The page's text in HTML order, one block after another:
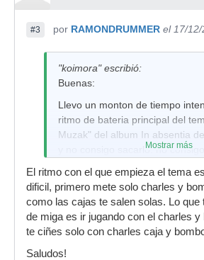
#3 por RAMONDRUMMER el 17/
"koimora" escribió:
Buenas:
Llevo un monton de tiempo
ritmo de bateria principal del
Muzak" del album In absentia
y no consigo sacarlo. no
sabe como va este tema???
Mostrar más
El ritmo con el que empieza el tema
dificil, primero mete solo charles y
como las cajas te salen solas. Lo que
de miga es ir jugando con el charles
te ciñes solo con charles caja y
Saludos!